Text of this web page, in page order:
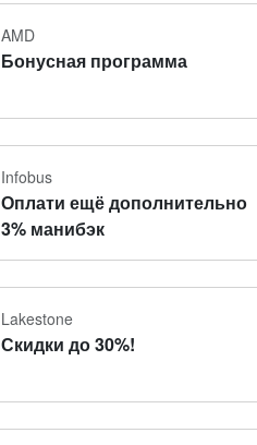
AMD
Бонусная программа
Infobus
Оплати ещё дополнительно
3% манибэк
Lakestone
Скидки до 30%!